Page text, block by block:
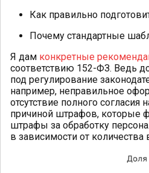
Как правильно
Почему стандартные
Я дам конкретные
соответствию 152-ФЗ. Ведь
под регулирование
например, неправильное
отсутствие полного
причиной штрафов, которые
штрафы за обработку
в зависимости от